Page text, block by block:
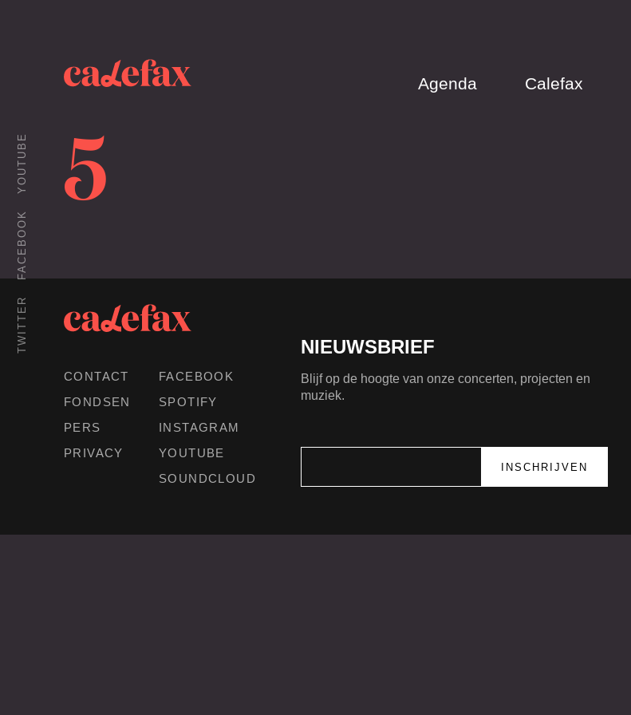
Agenda Calefax
TWITTER
FACEBOOK
YOUTUBE 5
CONTACT
FONDSEN
PERS
PRIVACY
FACEBOOK
SPOTIFY
INSTAGRAM
YOUTUBE
SOUNDCLOUD
NIEUWSBRIEF
Blijf op de hoogte van onze concerten, projecten en
muziek.